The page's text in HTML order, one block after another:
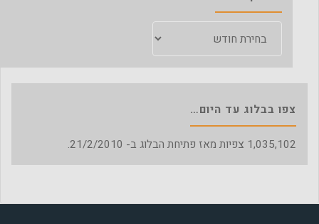
צפו בבלוג עד היום…
1,035,102 צפיות מאז פתיחת הבלוג ב- 21/2/2010.